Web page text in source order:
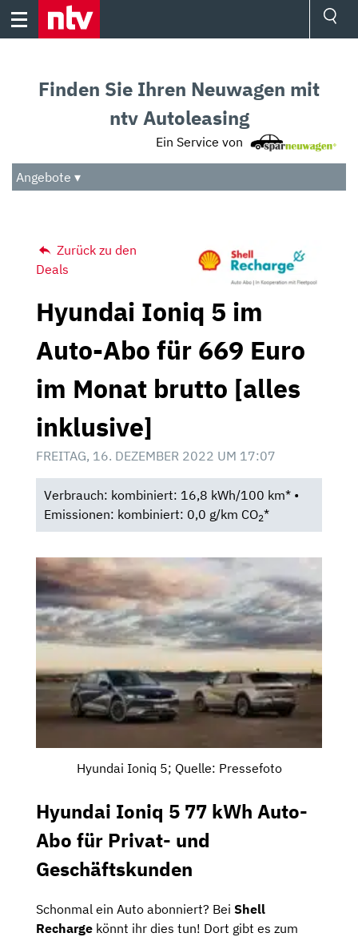
Skip
Audio
Das Beste
Finden Sie Ihren Neuwagen mit
ntv Autoleasing
Ein Service von
Angebote ▾
Zurück zu den
Deals
Hyundai Ioniq 5 im
Auto-Abo für 669 Euro
im Monat brutto [alles
inklusive]
FREITAG, 16. DEZEMBER 2022 UM 17:07
Verbrauch: kombiniert: 16,8 kWh/100 km* •
Emissionen: kombiniert: 0,0 g/km CO2*
Hyundai Ioniq 5; Quelle: Pressefoto
Hyundai Ioniq 5 77 kWh Auto-
Abo für Privat- und
Geschäftskunden
Schonmal ein Auto abonniert? Bei Shell
Recharge könnt ihr dies tun! Dort gibt es zum